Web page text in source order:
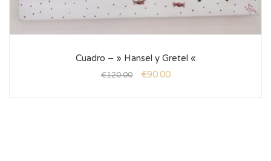
Cuadro – » Hansel y Gretel «
€120.00 €90.00